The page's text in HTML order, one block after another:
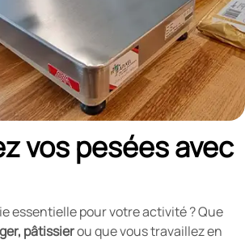
vos pesées avec
essentielle pour votre activité ? Que
pâtissierou que vous travaillez en